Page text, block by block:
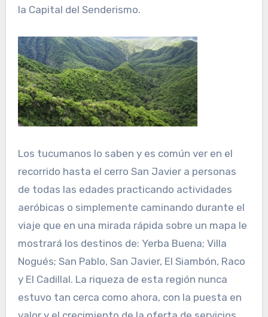
la Capital del Senderismo.
Los tucumanos lo saben y es común ver en el
recorrido hasta el cerro San Javier a personas
de todas las edades practicando actividades
aeróbicas o simplemente caminando durante el
viaje que en una mirada rápida sobre un mapa le
mostrará los destinos de: Yerba Buena; Villa
Nogués; San Pablo, San Javier, El Siambón, Raco
y El Cadillal. La riqueza de esta región nunca
estuvo tan cerca como ahora, con la puesta en